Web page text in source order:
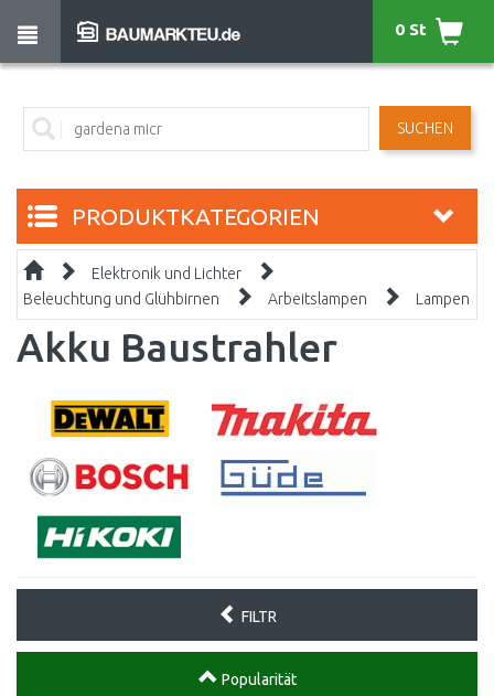
SUCHEN
0 St
PRODUKTKATEGORIEN
Elektronik und Lichter
Beleuchtung und Glühbirnen
Arbeitslampen Lampen
Akku Baustrahler
FILTR
Popularität